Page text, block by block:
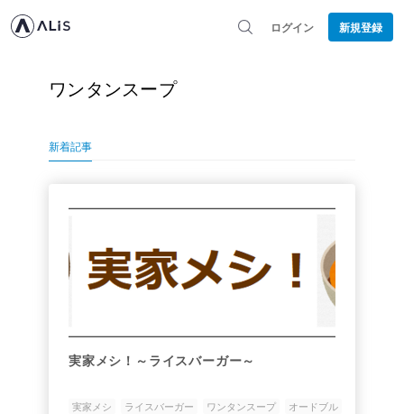
ログイン 新規登録
ワンタンスープ
新着記事
実家メシ！～ライスバーガー～
実家メシ ライスバーガー ワンタンスープ オードブル